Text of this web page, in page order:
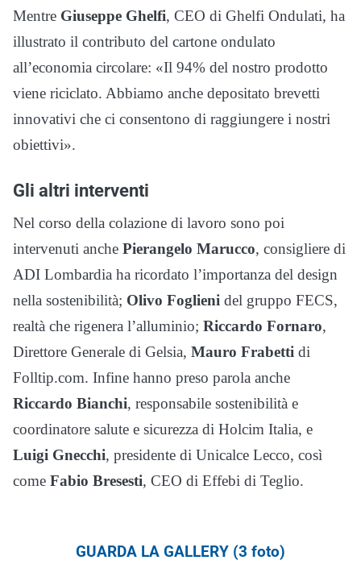
Mentre Giuseppe Ghelfi, CEO di Ghelfi Ondulati, ha
illustrato il contributo del cartone ondulato
all’economia circolare: «Il 94% del nostro prodotto
viene riciclato. Abbiamo anche depositato brevetti
innovativi che ci consentono di raggiungere i nostri
obiettivi».
Gli altri interventi
Nel corso della colazione di lavoro sono poi
intervenuti anche Pierangelo Marucco, consigliere di
ADI Lombardia ha ricordato l’importanza del design
nella sostenibilità; Olivo Foglieni del gruppo FECS,
realtà che rigenera l’alluminio; Riccardo Fornaro,
Direttore Generale di Gelsia, Mauro Frabetti di
Folltip.com. Infine hanno preso parola anche
Riccardo Bianchi, responsabile sostenibilità e
coordinatore salute e sicurezza di Holcim Italia, e
Luigi Gnecchi, presidente di Unicalce Lecco, così
come Fabio Bresesti, CEO di Effebi di Teglio.
GUARDA LA GALLERY (3 foto)